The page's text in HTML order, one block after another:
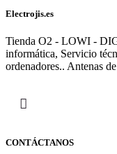
Electrojis.es
Tienda O2 - LOWI -
informática, Servicio
ordenadores.. Antenas
CONTÁCTANOS